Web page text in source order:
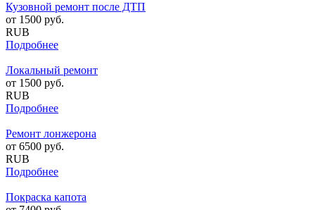
Кузовной ремонт после ДТП
от 1500 руб.
RUB
Подробнее
Локальный ремонт
от 1500 руб.
RUB
Подробнее
Ремонт лонжерона
от 6500 руб.
RUB
Подробнее
Покраска капота